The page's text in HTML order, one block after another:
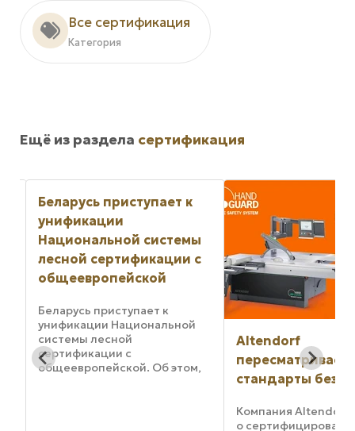
Все сертификация
Категория
Ещё из раздела сертификация
Altendorf
пересматривает
стандарты безопасности
Требования
новым